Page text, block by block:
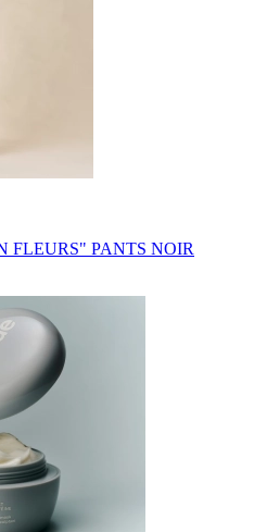
FLEURS" PANTS NOIR